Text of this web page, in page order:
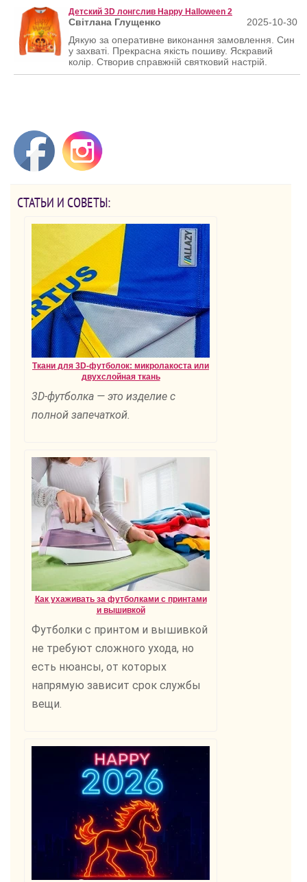
Детский 3D лонгслив Happy Halloween 2
Світлана Глущенко
2025-10-30
Дякую за оперативне виконання замовлення. Син
у захваті. Прекрасна якість пошиву. Яскравий
колір. Створив справжній святковий настрій.
СТАТЬИ И СОВЕТЫ:
Ткани для 3D-футболок: микролакоста или
двухслойная ткань
3D-футболка — это изделие с
полной запечаткой.
Как ухаживать за футболками с принтами
и вышивкой
Футболки с принтом и вышивкой
не требуют сложного ухода, но
есть нюансы, от которых
напрямую зависит срок службы
вещи.